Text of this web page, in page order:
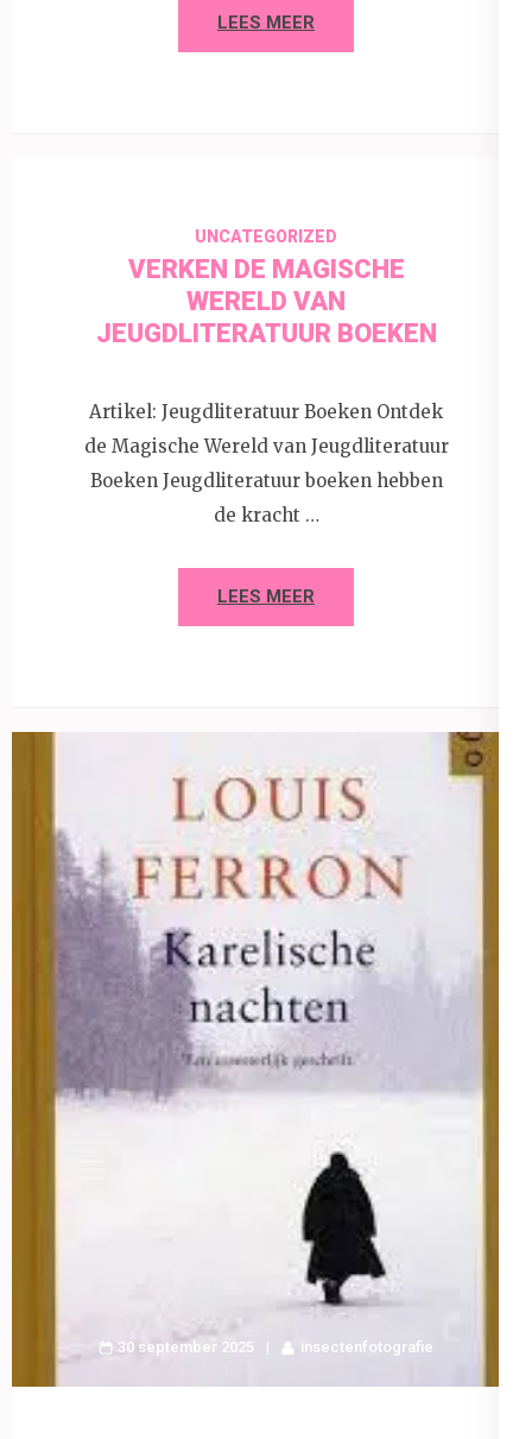
LEES MEER
UNCATEGORIZED
VERKEN DE MAGISCHE
WERELD VAN
JEUGDLITERATUUR BOEKEN
Artikel: Jeugdliteratuur Boeken Ontdek
de Magische Wereld van Jeugdliteratuur
Boeken Jeugdliteratuur boeken hebben
de kracht …
LEES MEER
30 september 2025 insectenfotografie